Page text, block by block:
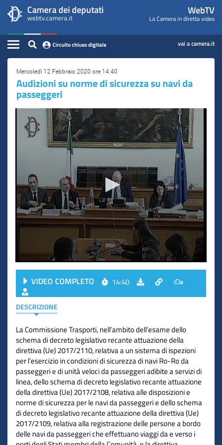
contenuto
principale
WebTV
Camera
dei
Deputati
menu
di
navigazione
Camera dei deputati
webtv.camera.it
WebTV
La Camera in diretta video
Home
Assemblea
Presidente
Commissioni
Eventi
Conferenze Stampa
Circuito chiuso digitale
Circuito chiuso digitale vai a camera.it
Contenuto
Mercoledì 12 Febbraio 2020 ore 14:40
Audizioni su norme di sicurezza su navi da
passeggeri
VIDEO COMPLETO 14:40
DESCRIZIONE
La Commissione Trasporti, nell’ambito dell’esame dello
schema di decreto legislativo recante attuazione della
direttiva (Ue) 2017/2110, relativa a un sistema di ispezioni
per l’esercizio in condizioni di sicurezza di navi Ro-Ro da
passeggeri e di unità veloci da passeggeri adibite a servizi di
linea, dello schema di decreto legislativo recante attuazione
della direttiva (Ue) 2017/2108, relativa alle disposizioni e
norme di sicurezza per le navi da passeggeri e dello schema
di decreto legislativo recante attuazione della direttiva (Ue)
2017/2109, relativa alla registrazione delle persone a bordo
delle navi da passeggeri che effettuano viaggi da e verso i